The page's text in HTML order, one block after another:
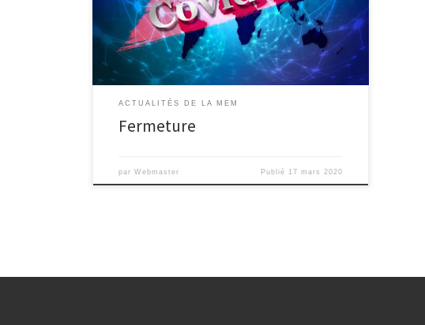
place le télétravail au sein de nos équipes, afin de
vous offrir le meilleur service possible pendant la
durée du confinement. Nous […]
ACTUALITÉS DE LA MEM
Fermeture
parWebmaster Publié 17 mars 2020